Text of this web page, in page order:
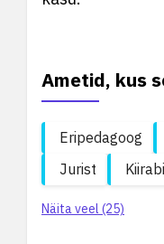
Ametid, kus
Eripedagoog
Jurist
Näita veel (25)